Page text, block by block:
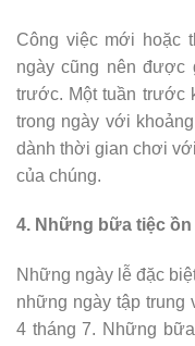
Công việc mới hoặc
ngày cũng nên được
trước. Một tuần trước
trong ngày với
dành thời gian chơi
của chúng.
4. Những bữa tiệc
Những ngày lễ đặc
những ngày tập trung
4 tháng 7. Những